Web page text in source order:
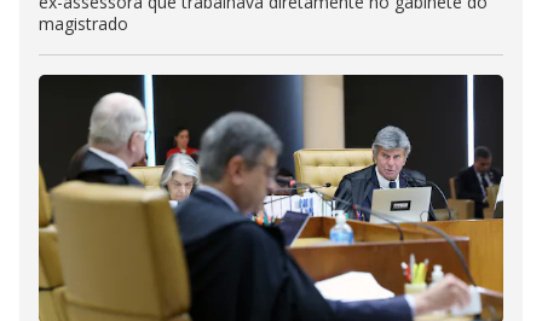
magistrado